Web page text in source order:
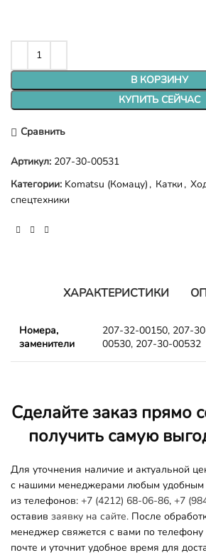
В КОРЗИНУ
КУПИТЬ СЕЙЧАС
Сравнить
Артикул: 207-30-00531
Категории: Komatsu (Комацу) , Катки ,
спецтехники
ХАРАКТЕРИСТИКИ
Номера,
заменители
207-32-00150, 207-
00530, 207-30-00532
Сделайте заказ прямо
получить самую
Для уточнения наличие и актуальной
с нашими менеджерами любым удобным
из телефонов: +7 (4212) 68-06-86, +7
оставив заявку на сайте. После
менеджер свяжется с вами по телефону
почте и уточнит удобное время для